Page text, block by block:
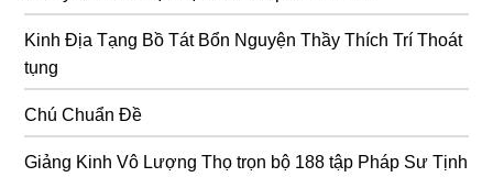
Kinh Địa Tạng Bồ Tát Bổn Nguyện Thầy Thích Trí Thoát
tụng
Chú Chuẩn Đề
Giảng Kinh Vô Lượng Thọ trọn bộ 188 tập Pháp Sư Tịnh